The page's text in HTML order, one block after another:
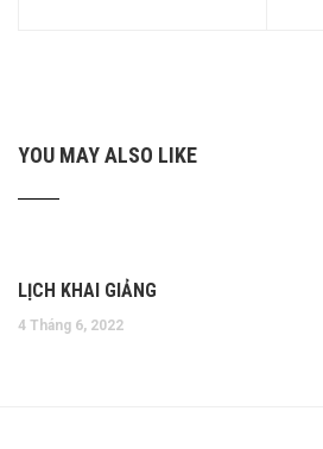
YOU MAY ALSO LIKE
LỊCH KHAI GIẢNG
4 Tháng 6, 2022